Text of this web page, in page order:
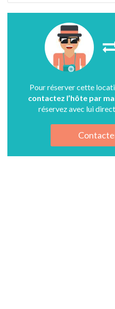
Pour réserver cette
contactez l’hôte par
réservez avec lui